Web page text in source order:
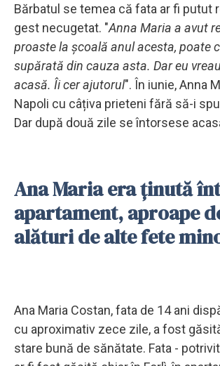
Bărbatul se temea că fata ar fi putut
gest necugetat. "Anna Maria a avut
proaste la școală anul acesta, poate
supărată din cauza asta. Dar eu
acasă. Îi cer ajutorul". În iunie, Anna
Napoli cu câțiva prieteni fără să-i
Dar după două zile se întorsese
Ana Maria era ținută
apartament, aproape
alături de alte fete
Ana Maria Costan, fata de 14 ani
cu aproximativ zece zile, a fost
stare bună de sănătate. Fata -